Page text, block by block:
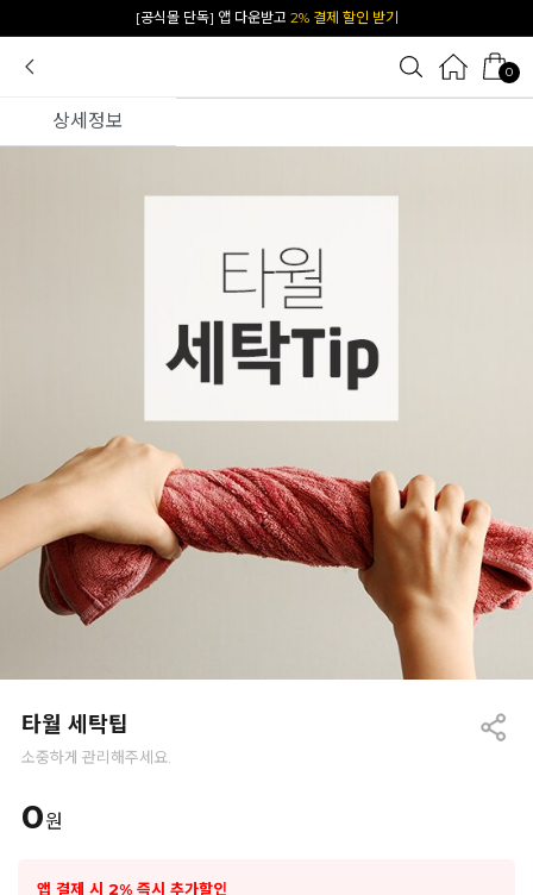
[공식몰 단독] 앱 다운받고 2% 결제 할인 받기
0
상세정보
타월 세탁팁
소중하게 관리해주세요.
0원
앱 결제 시 2% 즉시 추가할인